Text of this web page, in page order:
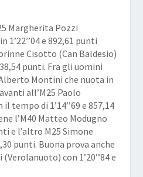
Margherita Pozzi
e 892,61 punti
Cisotto (Can Baldesio)
punti. Fra gli uomini
Montini che nuota in
all’M25 Paolo
tempo di 1’14’’69 e 857,14
l’M40 Matteo Modugno
e l’altro M25Simone
punti. Buona prova anche
(Verolanuoto) con 1’20’’84 e